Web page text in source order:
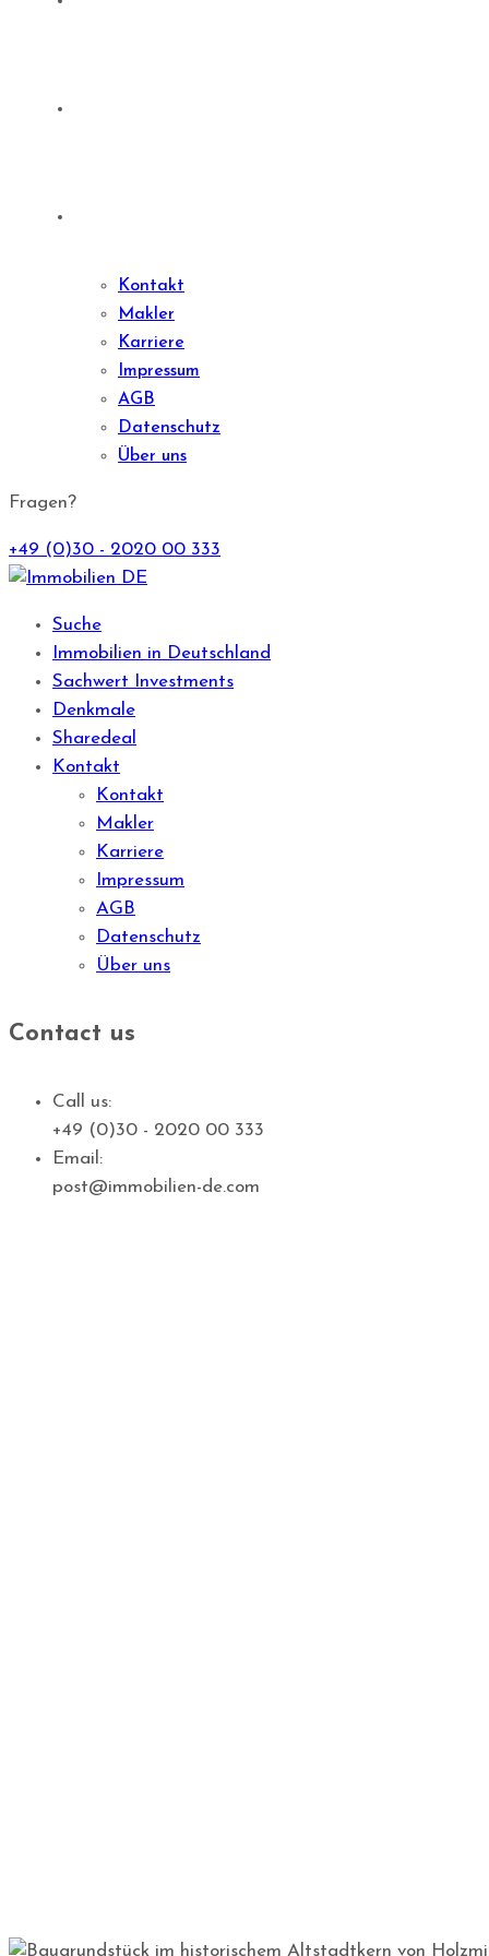
Kontakt
Makler
Karriere
Impressum
AGB
Datenschutz
Über uns
Fragen?
+49 (0)30 - 2020 00 333
Suche
Immobilien in Deutschland
Sachwert Investments
Denkmale
Sharedeal
Kontakt
Kontakt
Makler
Karriere
Impressum
AGB
Datenschutz
Über uns
Contact us
Call us:
+49 (0)30 - 2020 00 333
Email:
post@immobilien-de.com